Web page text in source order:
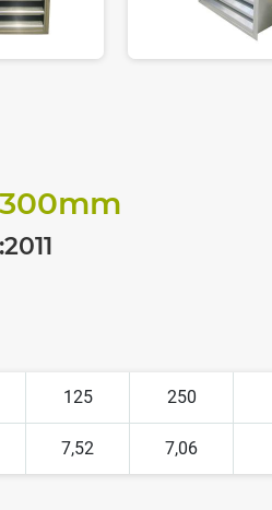
mm
125 250
7,52 7,06